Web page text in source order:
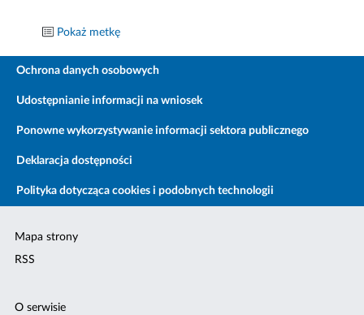
Pokaż metkę
Ochrona danych osobowych
Udostępnianie informacji na wniosek
Ponowne wykorzystywanie informacji sektora publicznego
Deklaracja dostępności
Polityka dotycząca cookies i podobnych technologii
Mapa strony
RSS
O serwisie